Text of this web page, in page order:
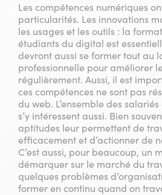
Les compétences numériques
particularités. Les innovations
les usages et les outils : la
étudiants du digital est
devront aussi se former tout au
professionnelle pour améliorer
régulièrement. Aussi, il est
ces compétences ne sont pas
du web. L’ensemble des
s’y intéressent aussi. Bien
aptitudes leur permettent de
efficacement et d’actionner de
C’est aussi, pour beaucoup, un
démarquer sur le marché du
quelques problèmes
former en continu quand on